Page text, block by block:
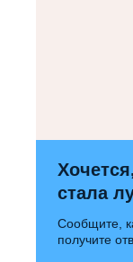
стала
Сообщите,
получите